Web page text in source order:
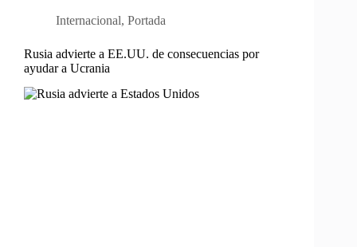
Internacional, Portada
Rusia advierte a EE.UU. de consecuencias por
ayudar a Ucrania